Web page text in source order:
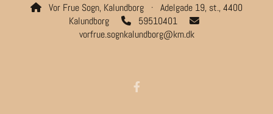

Vor Frue Sogn, Kalundborg · Adelgade 19, st., 4400
Kalundborg
 59510401 
vorfrue.sognkalundborg@km.dk